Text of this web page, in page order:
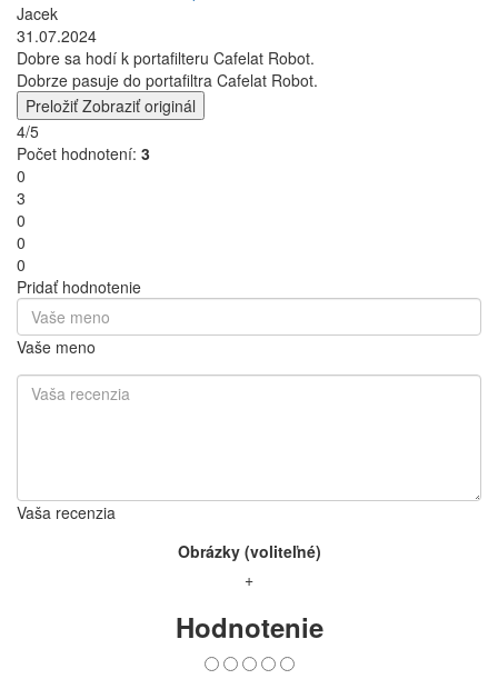
Jacek
31.07.2024
Dobre sa hodí k portafilteru Cafelat Robot.
Dobrze pasuje do portafiltra Cafelat Robot.
Preložiť Zobraziť originál
4/5
Počet hodnotení: 3
0
3
0
0
0
Pridať hodnotenie
Vaše meno
Vaša recenzia
Obrázky (voliteľné)
+
Hodnotenie